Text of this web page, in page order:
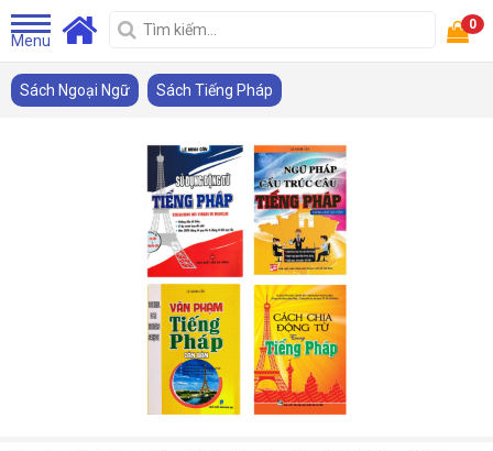
Menu
0
Sách Ngoại Ngữ Sách Tiếng Pháp